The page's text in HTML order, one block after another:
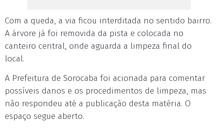
Com a queda, a via ficou interditada no sentido bairro.
A árvore já foi removida da pista e colocada no
canteiro central, onde aguarda a limpeza final do
local.
A Prefeitura de Sorocaba foi acionada para comentar
possíveis danos e os procedimentos de limpeza, mas
não respondeu até a publicação desta matéria. O
espaço segue aberto.